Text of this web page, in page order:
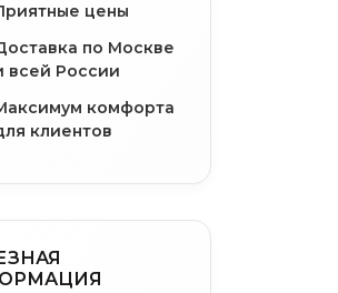
цены
по Москве
всей России
комфорта
клиентов